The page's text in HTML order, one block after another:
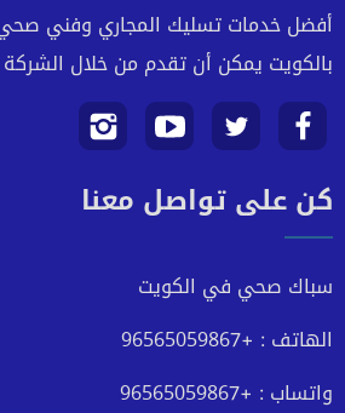
أفضل خدمات تسليك المجاري وفني
بالكويت يمكن أن تقدم من خلال الشركة
تابعنا
على
تابعنا
على
تابعنا
على
تابعنا
علىكن على تواصل معنا
سباك صحي في الكويت
الهاتف : +96565059867
واتساب : +96565059867